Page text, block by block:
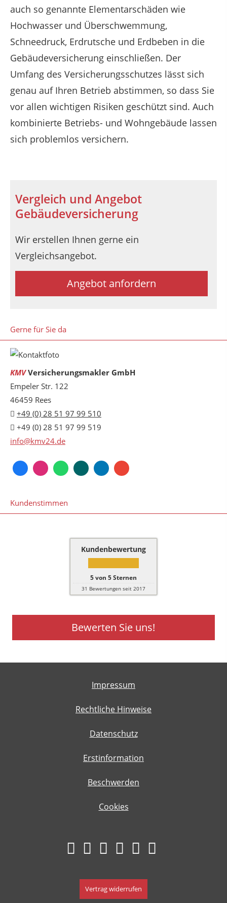
auch so genannte Elementarschäden wie
Hochwasser und Überschwemmung,
Schneedruck, Erdrutsche und Erdbeben in die
Gebäudeversicherung einschließen. Der
Umfang des Versicherungsschutzes lässt sich
genau auf Ihren Betrieb abstimmen, so dass Sie
vor allen wichtigen Risiken geschützt sind. Auch
kombinierte Betriebs- und Wohngebäude lassen
sich problemlos versichern.
Vergleich und Angebot
Gebäudeversicherung
Wir erstellen Ihnen gerne ein
Vergleichsangebot.
Angebot anfordern
Gerne für Sie da
KMVVersicherungsmakler GmbH
Empeler Str. 122
46459 Rees
+49 (0) 28 51 97 99 510
+49 (0) 28 51 97 99 519
info@kmv24.de
Kundenstimmen
Kundenbewertung
5von 5Sternen
31 Bewertungen seit 2017
Bewerten Sie uns!
Impressum
Rechtliche Hinweise
Datenschutz
Erstinformation
Beschwerden
Cookies
Vertrag widerrufen